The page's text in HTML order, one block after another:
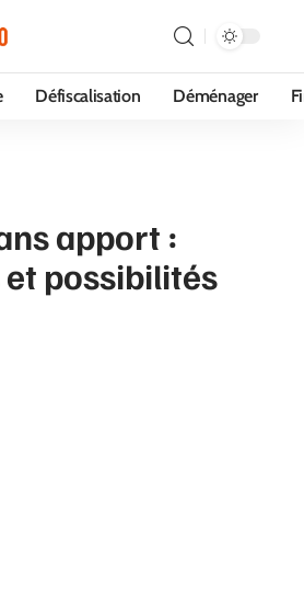
Défiscalisation Déménager
apport :
possibilités